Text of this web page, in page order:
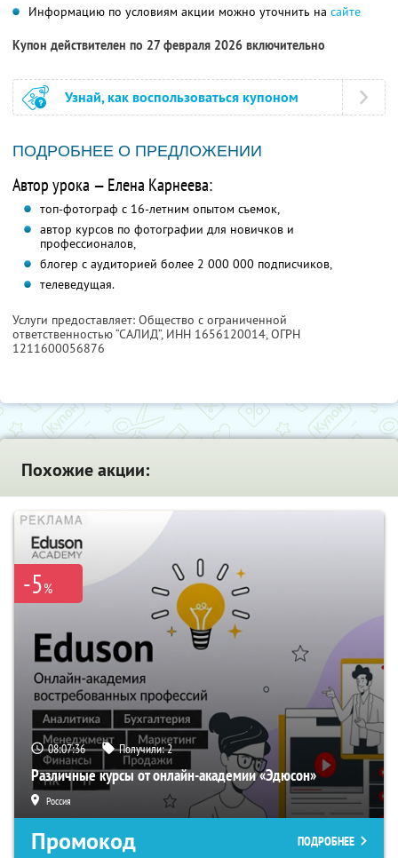
Информацию по условиям акции можно уточнить на сайте
Купон действителен по 27 февраля 2026 включительно
Узнай, как воспользоваться купоном
ПОДРОБНЕЕ О ПРЕДЛОЖЕНИИ
Автор урока — Елена Карнеева:
топ-фотограф с 16-летним опытом съемок,
автор курсов по фотографии для новичков и
профессионалов,
блогер с аудиторией более 2 000 000 подписчиков,
телеведущая.
Услуги предоставляет: Общество с ограниченной
ответственностью “САЛИД”, ИНН 1656120014, ОГРН
1211600056876
Похожие акции:
-5%
08:07:35 Получили:2
Различные курсы от онлайн-академии «Эдюсон»
Россия
Промокод ПОДРОБНЕЕ